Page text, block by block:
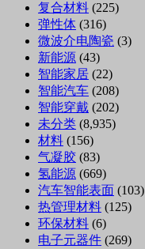
复合材料 (225)
弹性体 (316)
微波介电陶瓷 (3)
新能源 (43)
智能家居 (22)
智能汽车 (208)
智能穿戴 (202)
未分类 (8,935)
材料 (156)
气凝胶 (83)
氢能源 (669)
汽车智能表面 (103)
热管理材料 (125)
环保材料 (6)
电子元器件 (269)